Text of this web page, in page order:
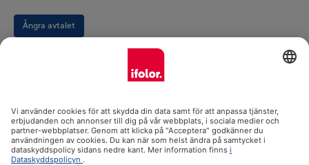
Ångra avtalet
Produktsortiment